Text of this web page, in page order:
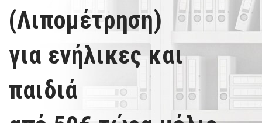
(Λιπομέτρηση)
για ενήλικες και
παιδιά